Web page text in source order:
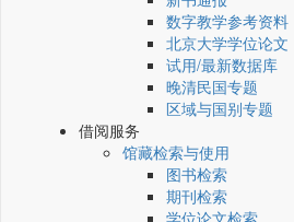
数字教学参考资料
北京大学学位论文
试用/最新数据库
晚清民国专题
区域与国别专题
借阅服务
馆藏检索与使用
图书检索
期刊检索